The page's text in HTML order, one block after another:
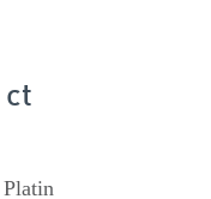
Platin